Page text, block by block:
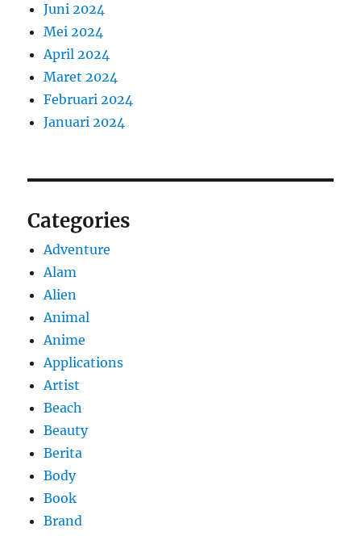
Juni 2024
Mei 2024
April 2024
Maret 2024
Februari 2024
Januari 2024
Categories
Adventure
Alam
Alien
Animal
Anime
Applications
Artist
Beach
Beauty
Berita
Body
Book
Brand